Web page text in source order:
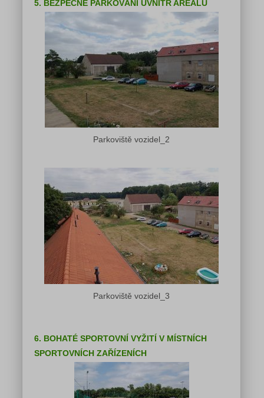
5. BEZPEČNÉ PARKOVÁNÍ UVNITŘ AREÁLU
Parkoviště vozidel_2
Parkoviště vozidel_3
6. BOHATÉ SPORTOVNÍ VYŽITÍ V MÍSTNÍCH
SPORTOVNÍCH ZAŘÍZENÍCH